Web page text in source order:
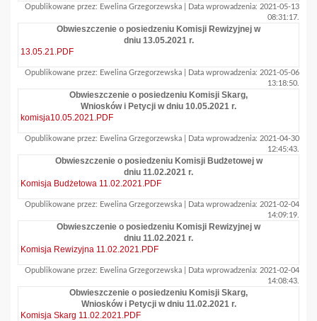
Opublikowane przez: Ewelina Grzegorzewska | Data wprowadzenia: 2021-05-13
08:31:17.
Obwieszczenie o posiedzeniu Komisji Rewizyjnej w
dniu 13.05.2021 r.
13.05.21.PDF
Opublikowane przez: Ewelina Grzegorzewska | Data wprowadzenia: 2021-05-06
13:18:50.
Obwieszczenie o posiedzeniu Komisji Skarg,
Wniosków i Petycji w dniu 10.05.2021 r.
komisja10.05.2021.PDF
Opublikowane przez: Ewelina Grzegorzewska | Data wprowadzenia: 2021-04-30
12:45:43.
Obwieszczenie o posiedzeniu Komisji Budżetowej w
dniu 11.02.2021 r.
Komisja Budżetowa 11.02.2021.PDF
Opublikowane przez: Ewelina Grzegorzewska | Data wprowadzenia: 2021-02-04
14:09:19.
Obwieszczenie o posiedzeniu Komisji Rewizyjnej w
dniu 11.02.2021 r.
Komisja Rewizyjna 11.02.2021.PDF
Opublikowane przez: Ewelina Grzegorzewska | Data wprowadzenia: 2021-02-04
14:08:43.
Obwieszczenie o posiedzeniu Komisji Skarg,
Wniosków i Petycji w dniu 11.02.2021 r.
Komisja Skarg 11.02.2021.PDF